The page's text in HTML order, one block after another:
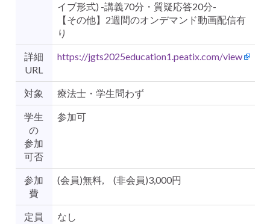
イブ形式) -講義70分・質疑応答20分-
【その他】2週間のオンデマンド動画配信有
り
詳細
URL
https://jgts2025education1.peatix.com/view
対象 療法士・学生問わず
学生
の
参加
可否
参加可
参加
費
(会員)無料, (非会員)3,000円
定員 なし